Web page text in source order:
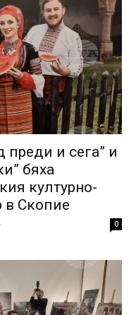
преди и сега” и
бяха
културно-
в Скопие
0